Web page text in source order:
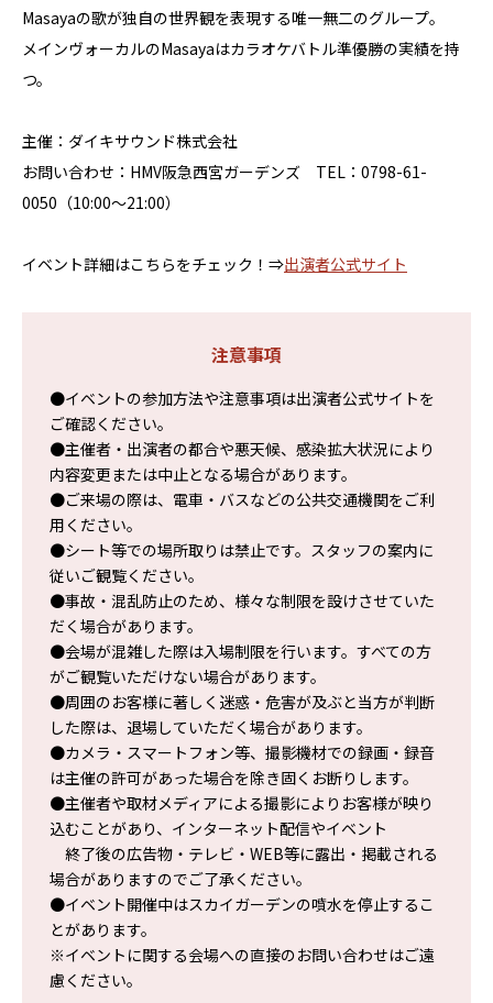
Masayaの歌が独自の世界観を表現する唯一無二のグループ。
メインヴォーカルのMasayaはカラオケバトル準優勝の実績を持
つ。
主催：ダイキサウンド株式会社
お問い合わせ：HMV阪急西宮ガーデンズ TEL：0798-61-
0050（10:00～21:00）
イベント詳細はこちらをチェック！⇒出演者公式サイト
注意事項
●イベントの参加方法や注意事項は出演者公式サイトを
ご確認ください。
●主催者・出演者の都合や悪天候、感染拡大状況により
内容変更または中止となる場合があります。
●ご来場の際は、電車・バスなどの公共交通機関をご利
用ください。
●シート等での場所取りは禁止です。スタッフの案内に
従いご観覧ください。
●事故・混乱防止のため、様々な制限を設けさせていた
だく場合があります。
●会場が混雑した際は入場制限を行います。すべての方
がご観覧いただけない場合があります。
●周囲のお客様に著しく迷惑・危害が及ぶと当方が判断
した際は、退場していただく場合があります。
●カメラ・スマートフォン等、撮影機材での録画・録音
は主催の許可があった場合を除き固くお断りします。
●主催者や取材メディアによる撮影によりお客様が映り
込むことがあり、インターネット配信やイベント
終了後の広告物・テレビ・WEB等に露出・掲載される
場合がありますのでご了承ください。
●イベント開催中はスカイガーデンの噴水を停止するこ
とがあります。
※イベントに関する会場への直接のお問い合わせはご遠
慮ください。